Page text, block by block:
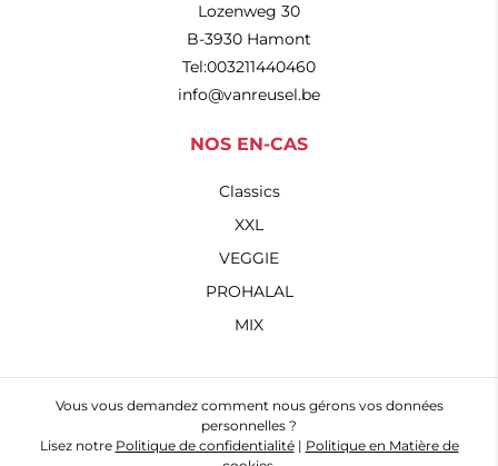
Lozenweg 30
B-3930 Hamont
Tel:003211440460
info@vanreusel.be
NOS EN-CAS
Classics
XXL
VEGGIE
PROHALAL
MIX
Vous vous demandez comment nous gérons vos données
personnelles ?
Lisez notre Politique de confidentialité​| Politique en Matière de